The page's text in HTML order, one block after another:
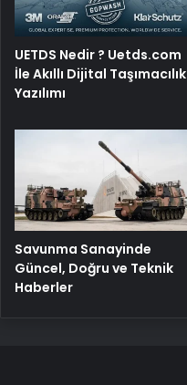
UETDS Nedir ? Uetds.com
İle Akıllı Dijital Taşımacılık
Yazılımı
Savunma Sanayinde
Güncel, Doğru ve Teknik
Haberler